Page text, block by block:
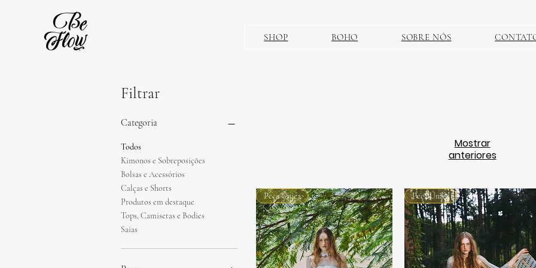
SHOP BOHO SOBRE NÓS
Filtrar
Categoria
Todos
Kimonos e Sobreposições
Bolsas e Acessórios
Calças e Shorts
Produtos em destaque
Tops, Camisetas e Bodies
Saias
Mostrar
anteriores
Peça Única Peça Única